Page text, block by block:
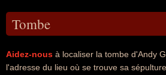
Tombe
Aidez-nous à localiser la tombe d'Andy
l'adresse du lieu où se trouve sa